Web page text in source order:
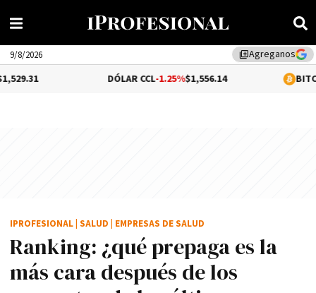
library_addAgreganos
9/8/2026
-1.25%$1,556.14 0.06%
Ranking: ¿qué prepaga es la
más cara después de los
IPROFESIONAL SALUD EMPRESAS DE SALUD